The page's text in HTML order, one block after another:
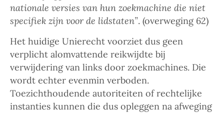
nationale versies van hun zoekmachine die niet
specifiek zijn voor de lidstaten”. (overweging 62)
Het huidige Unierecht voorziet dus geen
verplicht alomvattende reikwijdte bij
verwijdering van links door zoekmachines. Die
wordt echter evenmin verboden.
Toezichthoudende autoriteiten of rechtelijke
instanties kunnen die dus opleggen na afweging